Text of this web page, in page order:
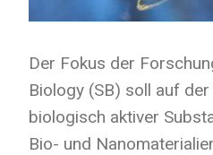
Der Fokus der
Biology (SB) soll auf
biologisch aktiver
Bio- und